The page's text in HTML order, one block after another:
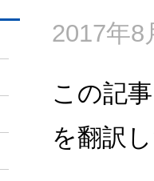
2017年8
この記
を翻訳